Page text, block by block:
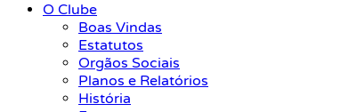
O Clube
Boas Vindas
Estatutos
Orgãos Sociais
Planos e Relatórios
História